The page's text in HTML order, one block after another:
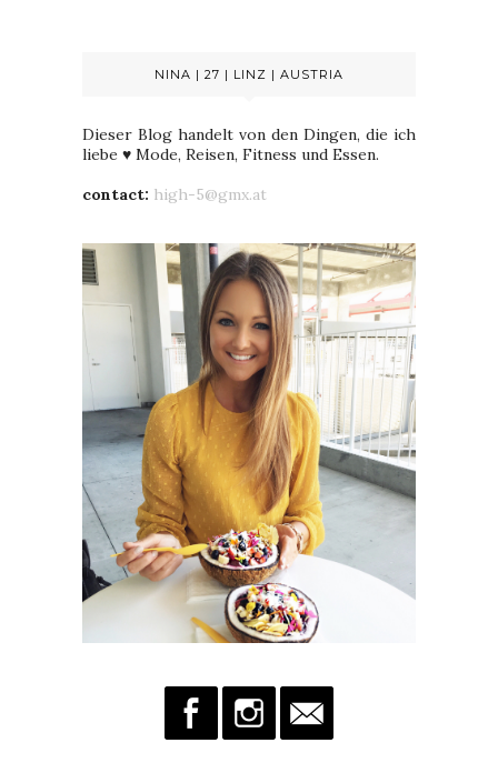
NINA | 27 | LINZ | AUSTRIA
Dieser Blog handelt von den Dingen, die ich
liebe ♥ Mode, Reisen, Fitness und Essen.
contact: high-5@gmx.at